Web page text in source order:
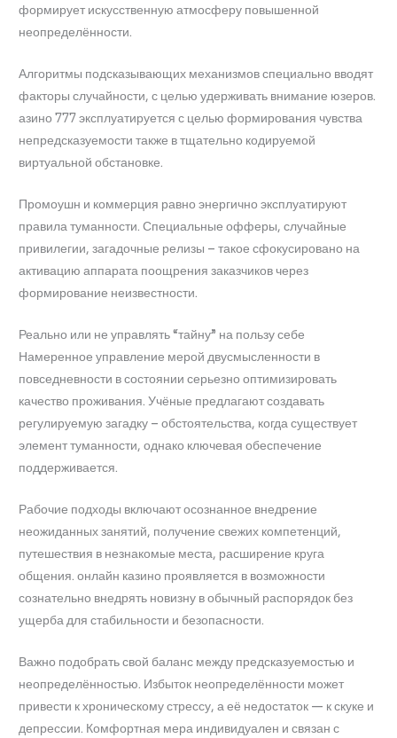
формирует искусственную атмосферу повышенной
неопределённости.
Алгоритмы подсказывающих механизмов специально вводят
факторы случайности, с целью удерживать внимание юзеров.
азино 777 эксплуатируется с целью формирования чувства
непредсказуемости также в тщательно кодируемой
виртуальной обстановке.
Промоушн и коммерция равно энергично эксплуатируют
правила туманности. Специальные офферы, случайные
привилегии, загадочные релизы – такое сфокусировано на
активацию аппарата поощрения заказчиков через
формирование неизвестности.
Реально или не управлять “тайну” на пользу себе
Намеренное управление мерой двусмысленности в
повседневности в состоянии серьезно оптимизировать
качество проживания. Учёные предлагают создавать
регулируемую загадку – обстоятельства, когда существует
элемент туманности, однако ключевая обеспечение
поддерживается.
Рабочие подходы включают осознанное внедрение
неожиданных занятий, получение свежих компетенций,
путешествия в незнакомые места, расширение круга
общения. онлайн казино проявляется в возможности
сознательно внедрять новизну в обычный распорядок без
ущерба для стабильности и безопасности.
Важно подобрать свой баланс между предсказуемостью и
неопределённостью. Избыток неопределённости может
привести к хроническому стрессу, а её недостаток — к скуке и
депрессии. Комфортная мера индивидуален и связан с